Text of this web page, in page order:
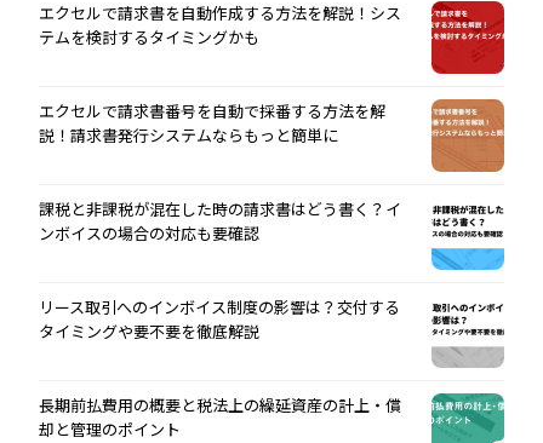
エクセルで請求書を自動作成する方法を解説！シス
テムを検討するタイミングかも
エクセルで請求書番号を自動で採番する方法を解
説！請求書発行システムならもっと簡単に
課税と非課税が混在した時の請求書はどう書く？イ
ンボイスの場合の対応も要確認
リース取引へのインボイス制度の影響は？交付する
タイミングや要不要を徹底解説
長期前払費用の概要と税法上の繰延資産の計上・償
却と管理のポイント